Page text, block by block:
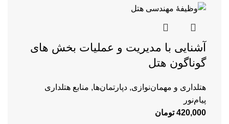
آشنایی با مدیریت و عملیات بخش های
گوناگون هتل
هتلداری و مهمان‌نوازی, دپارتمان‌ها, منابع هتلداری
پیام‌نور
420,000 تومان